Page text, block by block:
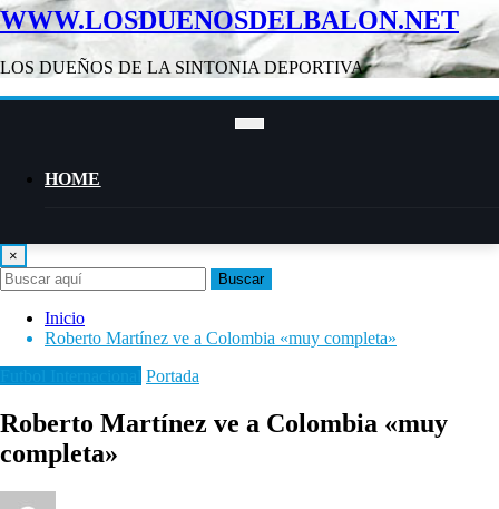
WWW.LOSDUENOSDELBALON.NET
LOS DUEÑOS DE LA SINTONIA DEPORTIVA
HOME
×
Buscar
Inicio
Roberto Martínez ve a Colombia «muy completa»
Portada
Roberto Martínez ve a Colombia «muy
completa»